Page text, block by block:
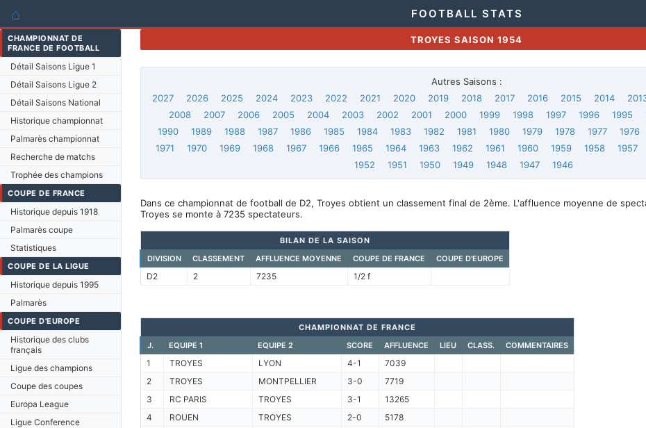
⌂ FOOTBALL STATS
CHAMPIONNAT DE
FRANCE DE FOOTBALL
Détail Saisons Ligue 1
Détail Saisons Ligue 2
Détail Saisons National
Historique championnat
Palmarès championnat
Recherche de matchs
Trophée des champions
COUPE DE FRANCE
Historique depuis 1918
Palmarès coupe
Statistiques
COUPE DE LA LIGUE
Historique depuis 1995
Palmarès
COUPE D'EUROPE
Historique des clubs
français
Ligue des champions
Coupe des coupes
Europa League
Ligue Conference
TROYES SAISON 1954
Autres Saisons :
2027
2026 2025 2024 2023 2022 2021 2020 2019 2018 2017 2016 2015 2014
2008
2007 2006 2005 2004 2003 2002 2001 2000 1999 1998 1997 1996 1995
1990
1989 1988 1987 1986 1985 1984 1983 1982 1981 1980 1979 1978 1977 1976
1971
1970 1969 1968 1967 1966 1965 1964 1963 1962 1961 1960 1959 1958 1957
1952
1951 1950 1949 1948 1947 1946
Dans ce championnat de football de D2, Troyes obtient un classement final de 2ème. L'affluence moyenne de
Troyes se monte à 7235 spectateurs.
BILAN DE LA SAISON
DIVISION
CLASSEMENT AFFLUENCE MOYENNE COUPE DE FRANCE COUPE D'EUROPE
D2 2 7235 1/2 f
CHAMPIONNAT DE FRANCE
J.
EQUIPE 1 EQUIPE 2 SCORE AFFLUENCE LIEU CLASS. COMMENTAIRES
1 TROYES LYON 4-1
7039
2
TROYES MONTPELLIER 3-0
7719
3
RC PARIS TROYES 3-1
13265
4
ROUEN TROYES 2-0
5178